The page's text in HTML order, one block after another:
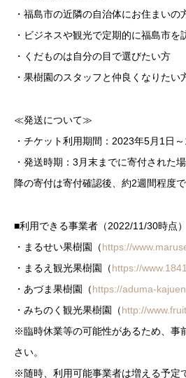
・福島市の近隣の自治体にお住まいの
・ビジネスや観光で定期的に福島市を
・くだものは自分の目で選びたい方
・果樹園のスタッフと仲良くなりたい
≪発送について≫
・チケット利用期間：2023年5月1日～
・発送時期：3月末までに寄付された
降の寄付は寄付確認後、約2週間程度
■利用できる事業者（2022/11/30時点）
・まるせい果樹園（https://
・まるえ観光果樹園（https://
・あづま果樹園（https://aduma-
・みちのく観光果樹園（http://
※臨時休業等の可能性があるため、事
さい。
※随時、利用可能事業者は増える予定